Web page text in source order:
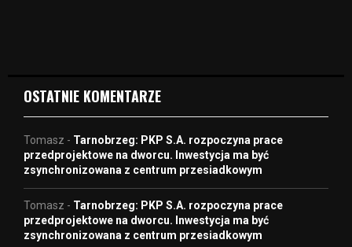
OSTATNIE KOMENTARZE
Tomasz - Tarnobrzeg: PKP S.A. rozpoczyna prace
przedprojektowe na dworcu. Inwestycja ma być
zsynchronizowana z centrum przesiadkowym
Tomasz - Tarnobrzeg: PKP S.A. rozpoczyna prace
przedprojektowe na dworcu. Inwestycja ma być
zsynchronizowana z centrum przesiadkowym